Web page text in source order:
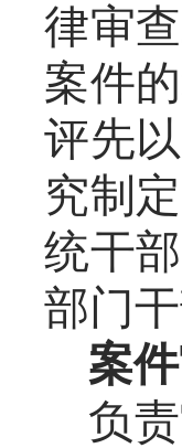
律审
案件
评先
究制
统干
部门
案
负